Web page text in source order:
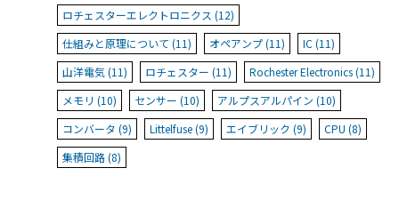
ロチェスターエレクトロニクス (12)
仕組みと原理について (11)
オペアンプ (11)
IC (11)
山洋電気 (11)
ロチェスター (11)
Rochester Electronics (11)
メモリ (10)
センサー (10)
アルプスアルパイン (10)
コンバータ (9)
Littelfuse (9) エイブリック (9)
CPU (8)
集積回路 (8)